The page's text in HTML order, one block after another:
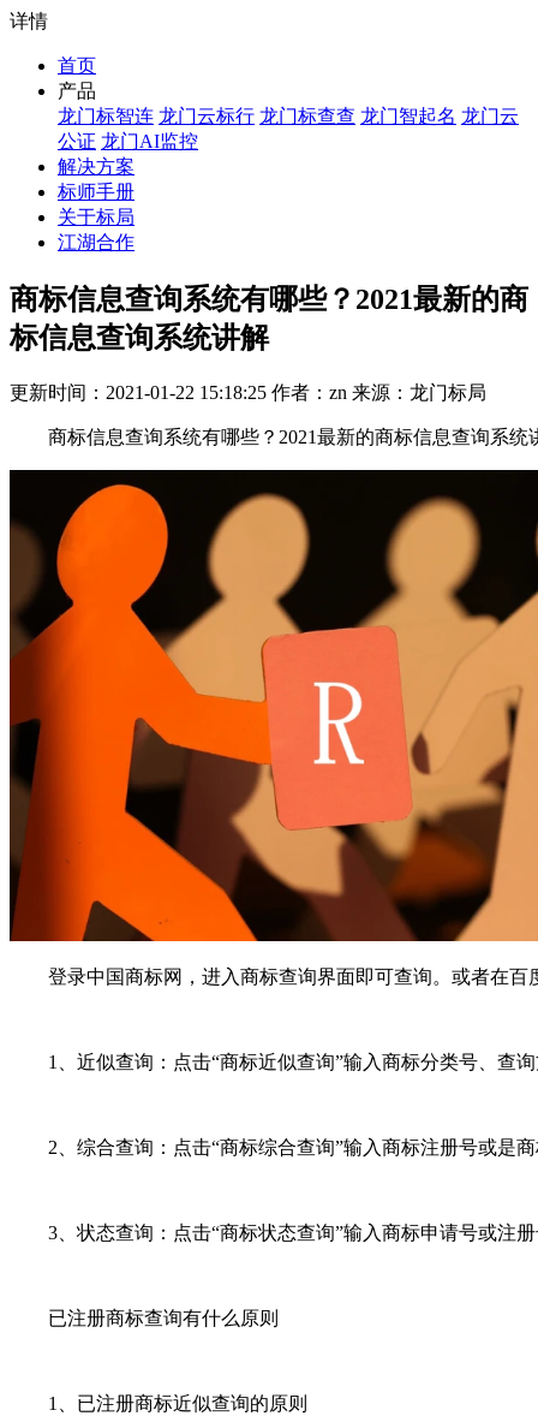
详情
首页
产品
龙门标智连 龙门云标行 龙门标查查 龙门智起名 龙门云
公证 龙门AI监控
解决方案
标师手册
关于标局
江湖合作
商标信息查询系统有哪些？2021最新的商
标信息查询系统讲解
更新时间：2021-01-22 15:18:25 作者：zn 来源：龙门标局
商标信息查询系统有哪些？2021最新的商标信息查询系统
登录中国商标网，进入商标查询界面即可查询。或者在百
1、近似查询：点击“商标近似查询”输入商标分类号、查询
2、综合查询：点击“商标综合查询”输入商标注册号或是
3、状态查询：点击“商标状态查询”输入商标申请号或注
已注册商标查询有什么原则
1、已注册商标近似查询的原则